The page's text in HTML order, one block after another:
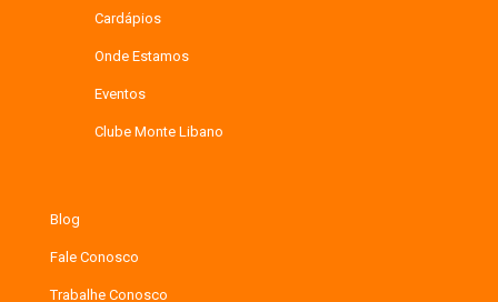
Cardápios
Onde Estamos
Eventos
Clube Monte Libano
Blog
Fale Conosco
Trabalhe Conosco